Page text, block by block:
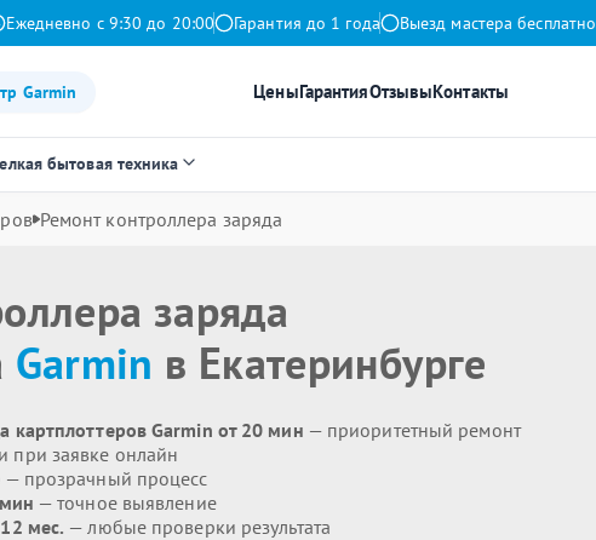
Ежедневно с 9:30 до 20:00 Гарантия до 1 года Выезд мастера бесплатно
Garmin ЦеныГарантияОтзывыКонтакты
бытовая техника
Ремонт контроллера заряда
заряда
Garmin в Екатеринбурге
картплоттеров Garmin от 20 мин — приоритетный ремонт
при заявке онлайн
— прозрачный процесс
— точное выявление
мес. — любые проверки результата